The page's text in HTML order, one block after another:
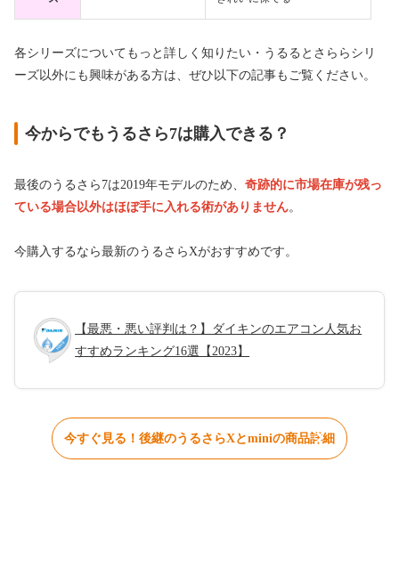
各シリーズについてもっと詳しく知りたい・うるるとさららシリ
ーズ以外にも興味がある方は、ぜひ以下の記事もご覧ください。
今からでもうるさら7は購入できる？
最後のうるさら7は2019年モデルのため、 奇跡的に市場在庫が残っ
ている場合以外はほぼ手に入れる術がありません。
今購入するなら最新のうるさらXがおすすめです。
【最悪・悪い評判は？】ダイキンのエアコン人気お
すすめランキング16選【2023】
今すぐ見る！後継のうるさらXとminiの商品詳細